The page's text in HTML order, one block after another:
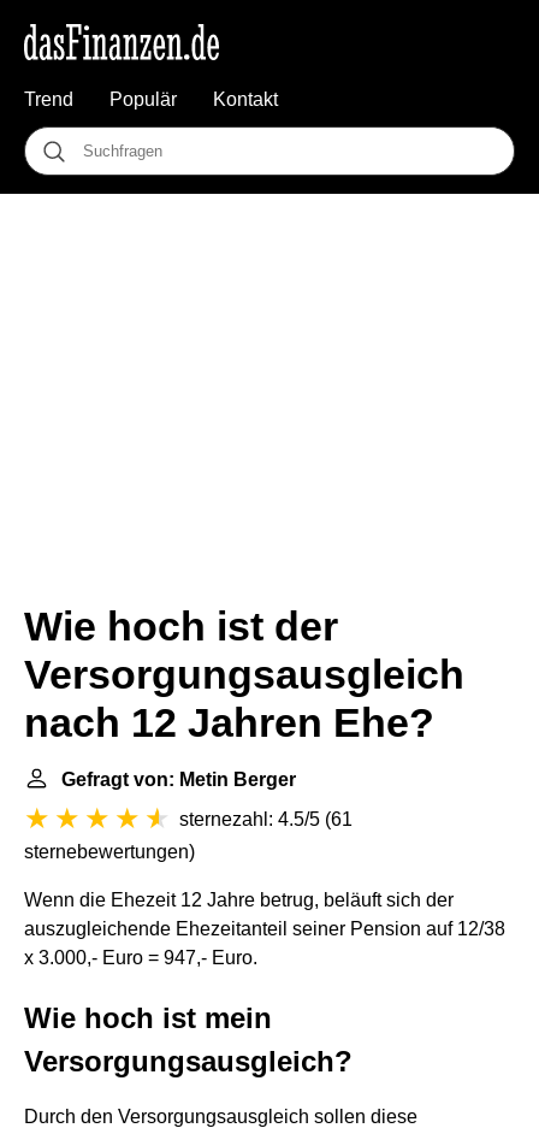
Trend Populär Kontakt
Wie hoch ist der
Versorgungsausgleich
nach 12 Jahren Ehe?
Gefragt von: Metin Berger
sternezahl: 4.5/5 (61
sternebewertungen)
Wenn die Ehezeit 12 Jahre betrug, beläuft sich der
auszugleichende Ehezeitanteil seiner Pension auf 12/38
x 3.000,- Euro = 947,- Euro.
Wie hoch ist mein
Versorgungsausgleich?
Durch den Versorgungsausgleich sollen diese